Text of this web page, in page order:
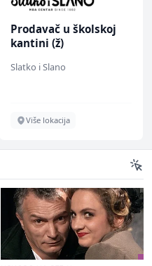
Prodavač u školskoj
kantini (ž)
Slatko i Slano
Više lokacija